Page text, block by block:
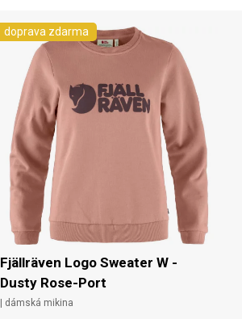
doprava zdarma
Fjällräven Logo Sweater W -
Dusty Rose-Port
| dámská mikina